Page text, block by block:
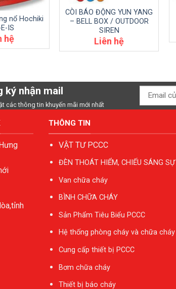
nổ Hochiki
IS
hệ
CÒI BÁO ĐỘNG YUN YANG
– BELL BOX / OUTDOOR
SIREN
Liên hệ
ký nhận mail
các thông tin khuyến mãi mới nhất
THÔNG TIN
VẬT TƯ PCCC
ĐÈN THOÁT HIỂM, CHIẾU SÁNG SỰ
Van chữa cháy
BÌNH CHỮA CHÁY
Sản Phẩm Tiêu Biểu PCCC
Hệ thống phòng cháy và chữa cháy
Cung cấp thiết bị PCCC
Bơm chữa cháy
Thiết bị báo cháy